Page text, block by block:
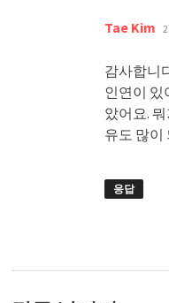
Tae Kim
감사합니
인연이 있
았어요.
유도 많이
응답